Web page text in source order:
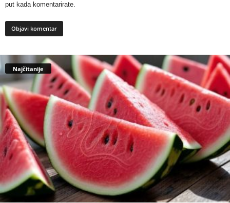
put kada komentarirate.
Najčitanije